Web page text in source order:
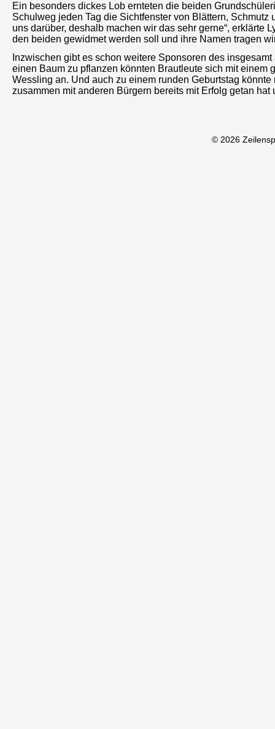
Ein besonders dickes Lob ernteten die beiden
Schulweg jeden Tag die Sichtfenster von Blättern,
uns darüber, deshalb machen wir das sehr gerne“, erklärte
den beiden gewidmet werden soll und ihre Namen tragen
Inzwischen gibt es schon weitere Sponsoren des
einen Baum zu pflanzen könnten Brautleute sich mit einem
Wessling an. Und auch zu einem runden Geburtstag
zusammen mit anderen Bürgern bereits mit Erfolg getan
© 2026